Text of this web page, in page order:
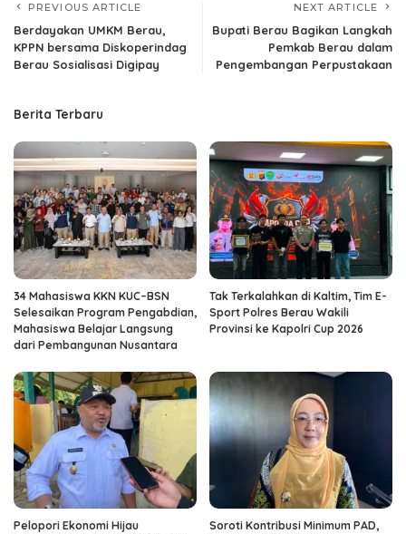
PREVIOUS ARTICLE
Berdayakan UMKM Berau,
KPPN bersama Diskoperindag
Berau Sosialisasi Digipay
NEXT ARTICLE
Bupati Berau Bagikan Langkah
Pemkab Berau dalam
Pengembangan Perpustakaan
Berita Terbaru
34 Mahasiswa KKN KUC–BSN
Selesaikan Program Pengabdian,
Mahasiswa Belajar Langsung
dari Pembangunan Nusantara
Tak Terkalahkan di Kaltim, Tim E-
Sport Polres Berau Wakili
Provinsi ke Kapolri Cup 2026
Pelopori Ekonomi Hijau
Soroti Kontribusi Minimum PAD,